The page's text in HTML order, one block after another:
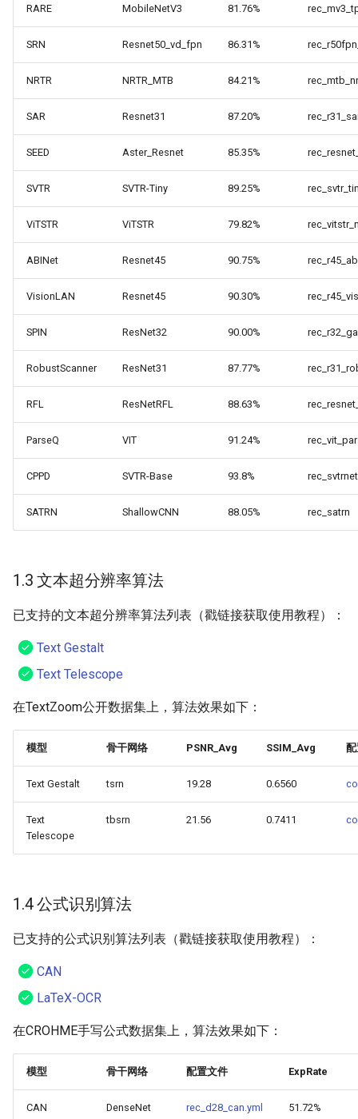
RARE MobileNetV3 81.76%
SRN Resnet50_vd_fpn 86.31%
NRTR NRTR_MTB 84.21%
SAR Resnet31 87.20%
SEED Aster_Resnet 85.35%
SVTR SVTR-Tiny 89.25%
ViTSTR ViTSTR 79.82%
ABINet Resnet45 90.75%
VisionLAN Resnet45 90.30%
SPIN ResNet32 90.00%
RobustScanner ResNet31 87.77%
RFL ResNetRFL 88.63%
ParseQ VIT 91.24%
CPPD SVTR-Base 93.8%
SATRN ShallowCNN 88.05% rec_satrn
1.3 文本超分辨率算法
已支持的文本超分辨率算法列表（戳链接获取使用教程）：
Text Gestalt
Text Telescope
在TextZoom公开数据集上，算法效果如下：
模型 骨干网络 PSNR_Avg SSIM_Avg
Text Gestalt tsrn 19.28 0.6560
Text
Telescope
tbsrn 21.56 0.7411
1.4 公式识别算法
已支持的公式识别算法列表（戳链接获取使用教程）：
CAN
LaTeX-OCR
在CROHME手写公式数据集上，算法效果如下：
模型 骨干网络 配置文件 ExpRate
CAN DenseNet rec_d28_can.yml 51.72%